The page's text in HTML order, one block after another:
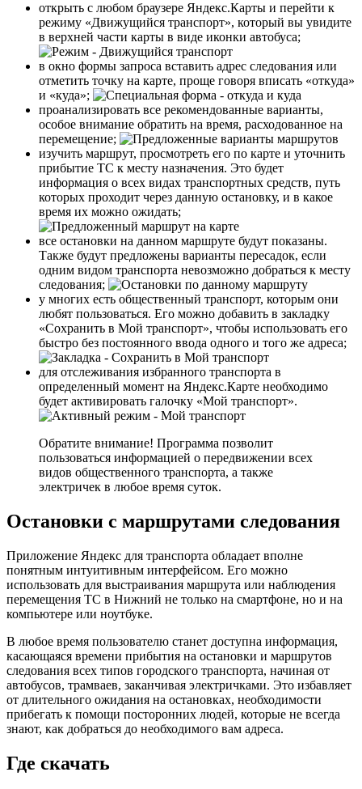
открыть с любом браузере Яндекс.Карты и перейти к
режиму «Движущийся транспорт», который вы увидите
в верхней части карты в виде иконки автобуса;
в окно формы запроса вставить адрес следования или
отметить точку на карте, проще говоря вписать «откуда»
и «куда»;
проанализировать все рекомендованные варианты,
особое внимание обратить на время, расходованное на
перемещение;
изучить маршрут, просмотреть его по карте и уточнить
прибытие ТС к месту назначения. Это будет
информация о всех видах транспортных средств, путь
которых проходит через данную остановку, и в какое
время их можно ожидать;
все остановки на данном маршруте будут показаны.
Также будут предложены варианты пересадок, если
одним видом транспорта невозможно добраться к месту
следования;
у многих есть общественный транспорт, которым они
любят пользоваться. Его можно добавить в закладку
«Сохранить в Мой транспорт», чтобы использовать его
быстро без постоянного ввода одного и того же адреса;
для отслеживания избранного транспорта в
определенный момент на Яндекс.Карте необходимо
будет активировать галочку «Мой транспорт».
Обратите внимание! Программа позволит
пользоваться информацией о передвижении всех
видов общественного транспорта, а также
электричек в любое время суток.
Остановки с маршрутами следования
Приложение Яндекс для транспорта обладает вполне
понятным интуитивным интерфейсом. Его можно
использовать для выстраивания маршрута или наблюдения
перемещения ТС в Нижний не только на смартфоне, но и на
компьютере или ноутбуке.
В любое время пользователю станет доступна информация,
касающаяся времени прибытия на остановки и маршрутов
следования всех типов городского транспорта, начиная от
автобусов, трамваев, заканчивая электричками. Это избавляет
от длительного ожидания на остановках, необходимости
прибегать к помощи посторонних людей, которые не всегда
знают, как добраться до необходимого вам адреса.
Где скачать